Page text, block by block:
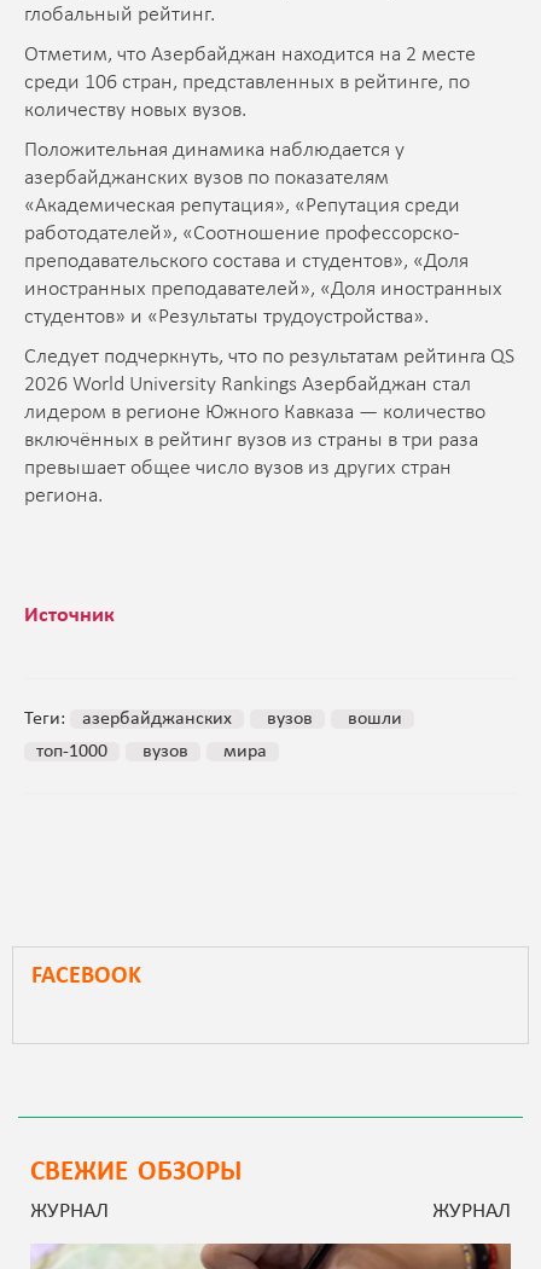
глобальный рейтинг.
Отметим, что Азербайджан находится на 2 месте
среди 106 стран, представленных в рейтинге, по
количеству новых вузов.
Положительная динамика наблюдается у
азербайджанских вузов по показателям
«Академическая репутация», «Репутация среди
работодателей», «Соотношение профессорско-
преподавательского состава и студентов», «Доля
иностранных преподавателей», «Доля иностранных
студентов» и «Результаты трудоустройства».
Следует подчеркнуть, что по результатам рейтинга QS
2026 World University Rankings Азербайджан стал
лидером в регионе Южного Кавказа — количество
включённых в рейтинг вузов из страны в три раза
превышает общее число вузов из других стран
региона.
Источник
Теги: азербайджанских вузов
вошли
топ-1000
вузов мира
FACEBOOK
СВЕЖИЕ ОБЗОРЫ
ЖУРНАЛ ЖУРНАЛ